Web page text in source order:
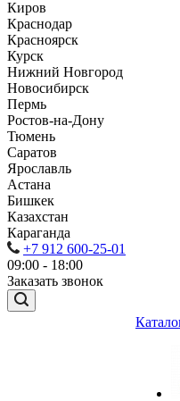
Киров
Краснодар
Красноярск
Курск
Нижний Новгород
Новосибирск
Пермь
Ростов-на-Дону
Тюмень
Саратов
Ярославль
Астана
Бишкек
Казахстан
Караганда
+7 912 600-25-01
09:00 - 18:00
Заказать звонок